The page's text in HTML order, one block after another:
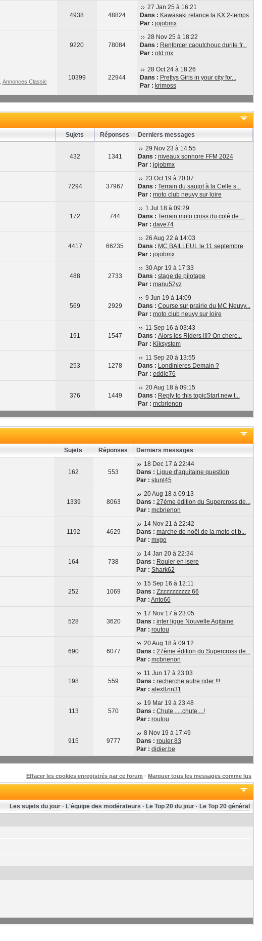
4938 48824
27 Jan 25 à 16:21
Dans : Kawasaki relance la KX 2-temps
Par : jojobmx
9220 78084
28 Nov 25 à 18:22
Dans : Renforcer caoutchouc durite fr...
Par : old mx
Annonces Classic
10399 22944
28 Oct 24 à 18:26
Dans : Prettys Girls in your city for...
Par : krimoss
Sujets Réponses Derniers messages
432 1341
29 Nov 23 à 14:55
Dans : niveaux sonnore FFM 2024
Par : jojobmx
7294 37967
23 Oct 19 à 20:07
Dans : Terrain du saujot à la Celle s...
Par : moto club neuvy sur loire
172 744
1 Jul 18 à 09:29
Dans : Terrain moto cross du coté de ...
Par : dave74
4417 66235
26 Aug 22 à 14:03
Dans : MC BAILLEUL le 11 septembre
Par : jojobmx
488 2733
30 Apr 19 à 17:33
Dans : stage de pilotage
Par : manu52yz
569 2929
9 Jun 19 à 14:09
Dans : Course sur prairie du MC Neuvy...
Par : moto club neuvy sur loire
191 1547
11 Sep 16 à 03:43
Dans : Alors les Riders !!!? On cherc...
Par : Kiksystem
253 1278
11 Sep 20 à 13:55
Dans : Londinieres Demain ?
Par : eddie76
376 1449
20 Aug 18 à 09:15
Dans : Reply to this topicStart new t...
Par : mcbrienon
Sujets Réponses Derniers messages
162 553
18 Dec 17 à 22:44
Dans : Ligue d'aquitaine question
Par : stunt45
1339 8063
20 Aug 18 à 09:13
Dans : 27ème édition du Supercross de...
Par : mcbrienon
1192 4629
14 Nov 21 à 22:42
Dans : marche de noël de la moto et b...
Par : mxgo
164 738
14 Jan 20 à 22:34
Dans : Rouler en isere
Par : Shark62
252 1069
15 Sep 16 à 12:11
Dans : Zzzzzzzzzzz 66
Par : Anto66
528 3620
17 Nov 17 à 23:05
Dans : inter ligue Nouvelle Aqitaine
Par : routou
690 6077
20 Aug 18 à 09:12
Dans : 27ème édition du Supercross de...
Par : mcbrienon
198 559
11 Jun 17 à 23:03
Dans : recherche autre rider !!!
Par : alextlzin31
113 570
19 Mar 19 à 23:48
Dans : Chute .....chute....!
Par : routou
915 9777
8 Nov 19 à 17:49
Dans : rouler 83
Par : didier.be
Effacer les cookies enregistrés par ce forum ·Marquer tous les messages comme lus
Les sujets du jour· L'équipe des modérateurs · Le Top 20 du jour· Le Top 20 général